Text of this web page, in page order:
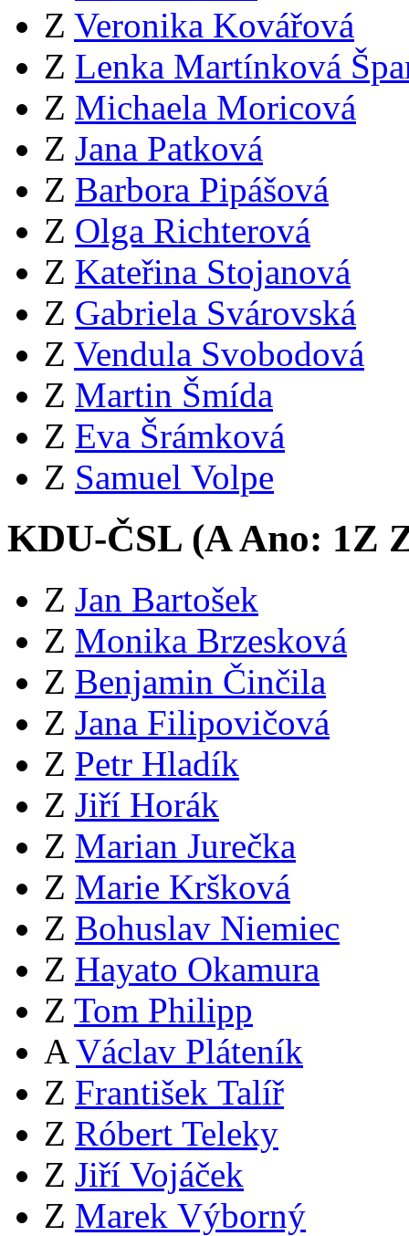
Z Veronika Kovářová
Z Lenka Martínková
Z Michaela Moricová
Z Jana Patková
Z Barbora Pipášová
Z Olga Richterová
Z Kateřina Stojanová
Z Gabriela Svárovská
Z Vendula Svobodová
Z Martin Šmída
Z Eva Šrámková
Z Samuel Volpe
KDU-ČSL (AAno: 1Z
Z Jan Bartošek
Z Monika Brzesková
Z Benjamin Činčila
Z Jana Filipovičová
Z Petr Hladík
Z Jiří Horák
Z Marian Jurečka
Z Marie Kršková
Z Bohuslav Niemiec
Z Hayato Okamura
Z Tom Philipp
A Václav Pláteník
Z František Talíř
Z Róbert Teleky
Z Jiří Vojáček
Z Marek Výborný